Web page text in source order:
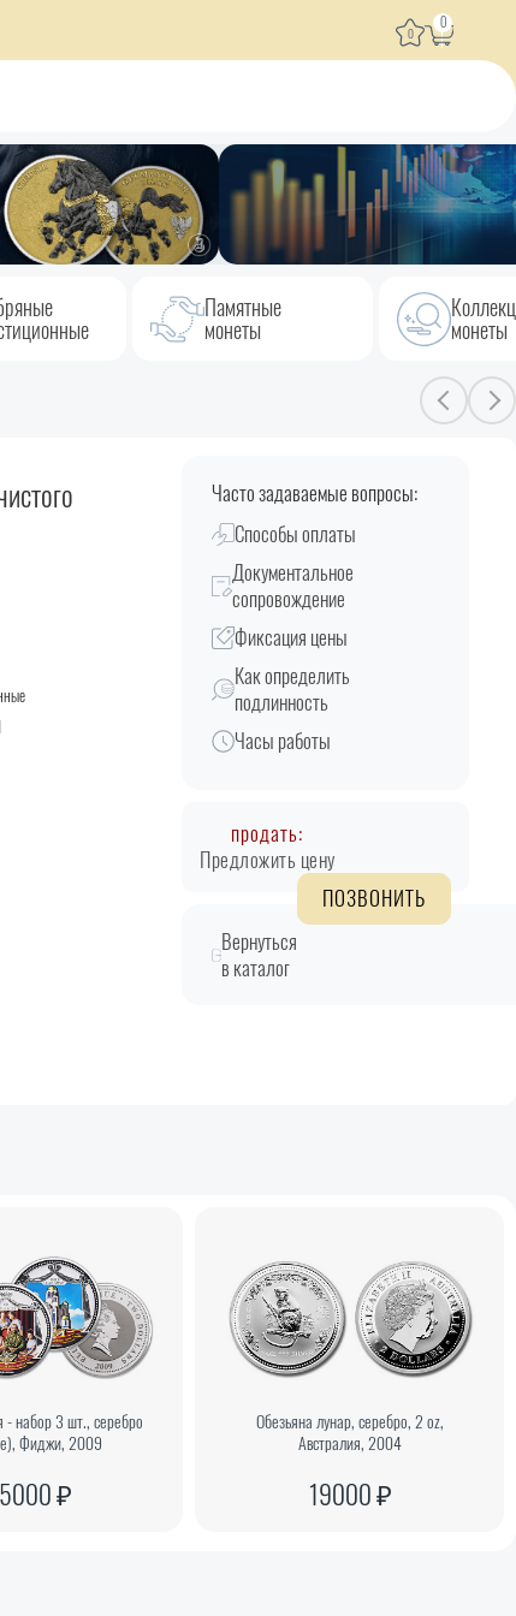
0
0
Памятные
монеты монеты
Часто задаваемые вопросы:
Способы оплаты
Документальное
сопровождение
Фиксация цены
Как определить
подлинность
Часы работы
продать:
Предложить цену
ПОЗВОНИТЬ
Вернуться
в каталог
- набор 3 шт., серебро
Фиджи, 2009
₽
Обезьяна лунар, серебро, 2 oz,
Австралия, 2004
19000 ₽